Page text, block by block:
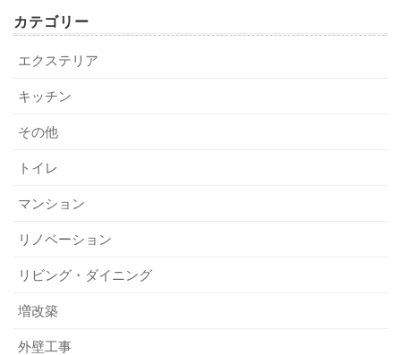
カテゴリー
エクステリア
キッチン
その他
トイレ
マンション
リノベーション
リビング・ダイニング
増改築
外壁工事